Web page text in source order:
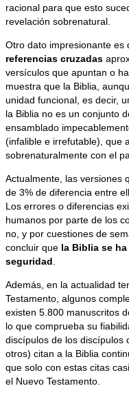
racional para que esto
revelación sobrenatural.
Otro dato impresionante es
referencias cruzadas
versículos que apuntan o
muestra que la Biblia,
unidad funcional, es decir,
la Biblia no es un conjunto
ensamblado
(infalible e irrefutable), que
sobrenaturalmente con el
Actualmente, las versiones
de 3% de diferencia entre
Los errores o diferencias
humanos por parte de los
no, y por cuestiones de
concluir que la Biblia se
seguridad.
Además, en la actualidad
Testamento, algunos
existen 5.800 manuscritos
lo que comprueba su
discípulos de los discípulos
otros) citan a la Biblia
que solo con estas citas
el Nuevo Testamento.